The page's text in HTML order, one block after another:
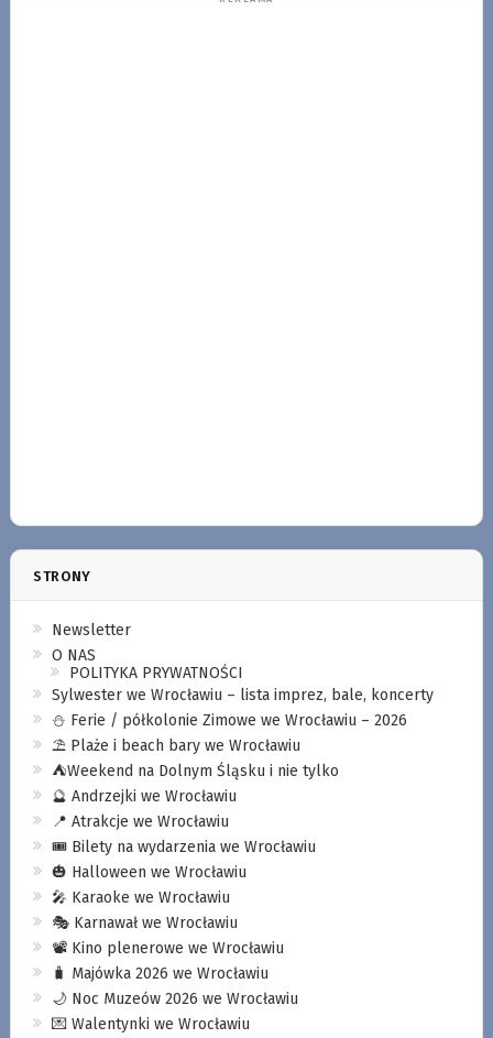
STRONY
Newsletter
O NAS
POLITYKA PRYWATNOŚCI
Sylwester we Wrocławiu – lista imprez, bale, koncerty
⛄️ Ferie / półkolonie Zimowe we Wrocławiu – 2026
⛱️ Plaże i beach bary we Wrocławiu
⛺️Weekend na Dolnym Śląsku i nie tylko
🔮 Andrzejki we Wrocławiu
📍 Atrakcje we Wrocławiu
🎟️ Bilety na wydarzenia we Wrocławiu
🎃 Halloween we Wrocławiu
🎤 Karaoke we Wrocławiu
🎭 Karnawał we Wrocławiu
📽️ Kino plenerowe we Wrocławiu
🧳 Majówka 2026 we Wrocławiu
🌙 Noc Muzeów 2026 we Wrocławiu
💌 Walentynki we Wrocławiu